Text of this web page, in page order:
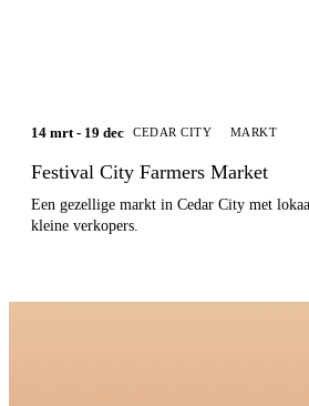
14 mrt - 19 dec CEDAR CITY MARKT
Festival City Farmers Market
Een gezellige markt in Cedar City met
kleine verkopers.